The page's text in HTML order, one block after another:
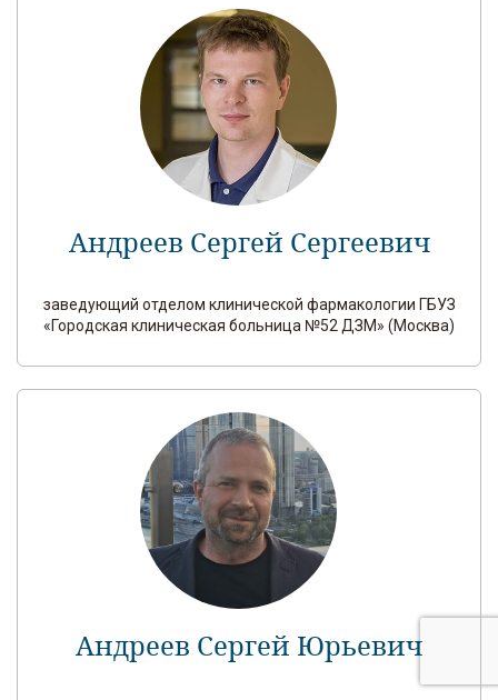
Андреев Сергей Сергеевич
заведующий отделом клинической фармакологии ГБУЗ
«Городская клиническая больница №52 ДЗМ» (Москва)
Андреев Сергей Юрьевич